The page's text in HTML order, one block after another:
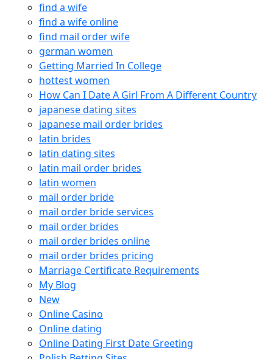
find a wife
find a wife online
find mail order wife
german women
Getting Married In College
hottest women
How Can I Date A Girl From A Different Country
japanese dating sites
japanese mail order brides
latin brides
latin dating sites
latin mail order brides
latin women
mail order bride
mail order bride services
mail order brides
mail order brides online
mail order brides pricing
Marriage Certificate Requirements
My Blog
New
Online Casino
Online dating
Online Dating First Date Greeting